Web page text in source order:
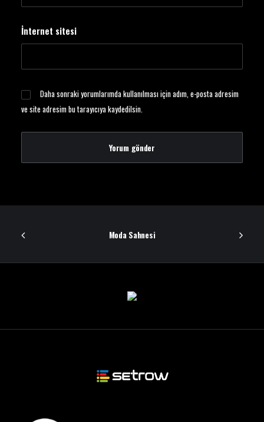
İnternet sitesi
Daha sonraki yorumlarımda kullanılması için adım, e-posta adresim
ve site adresim bu tarayıcıya kaydedilsin.
Moda Sahnesi